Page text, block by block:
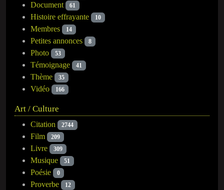
Document 61
Histoire effrayante 10
Membres 14
Petites annonces 8
Photo 53
Témoignage 41
Thème 35
Vidéo 166
Art / Culture
Citation 2744
Film 209
Livre 309
Musique 51
Poésie 0
Proverbe 12